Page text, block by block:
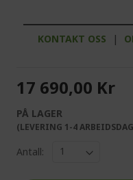
KONTAKT OSS |
17 690,00 Kr
PÅ LAGER
(LEVERING 1-4
Antall: